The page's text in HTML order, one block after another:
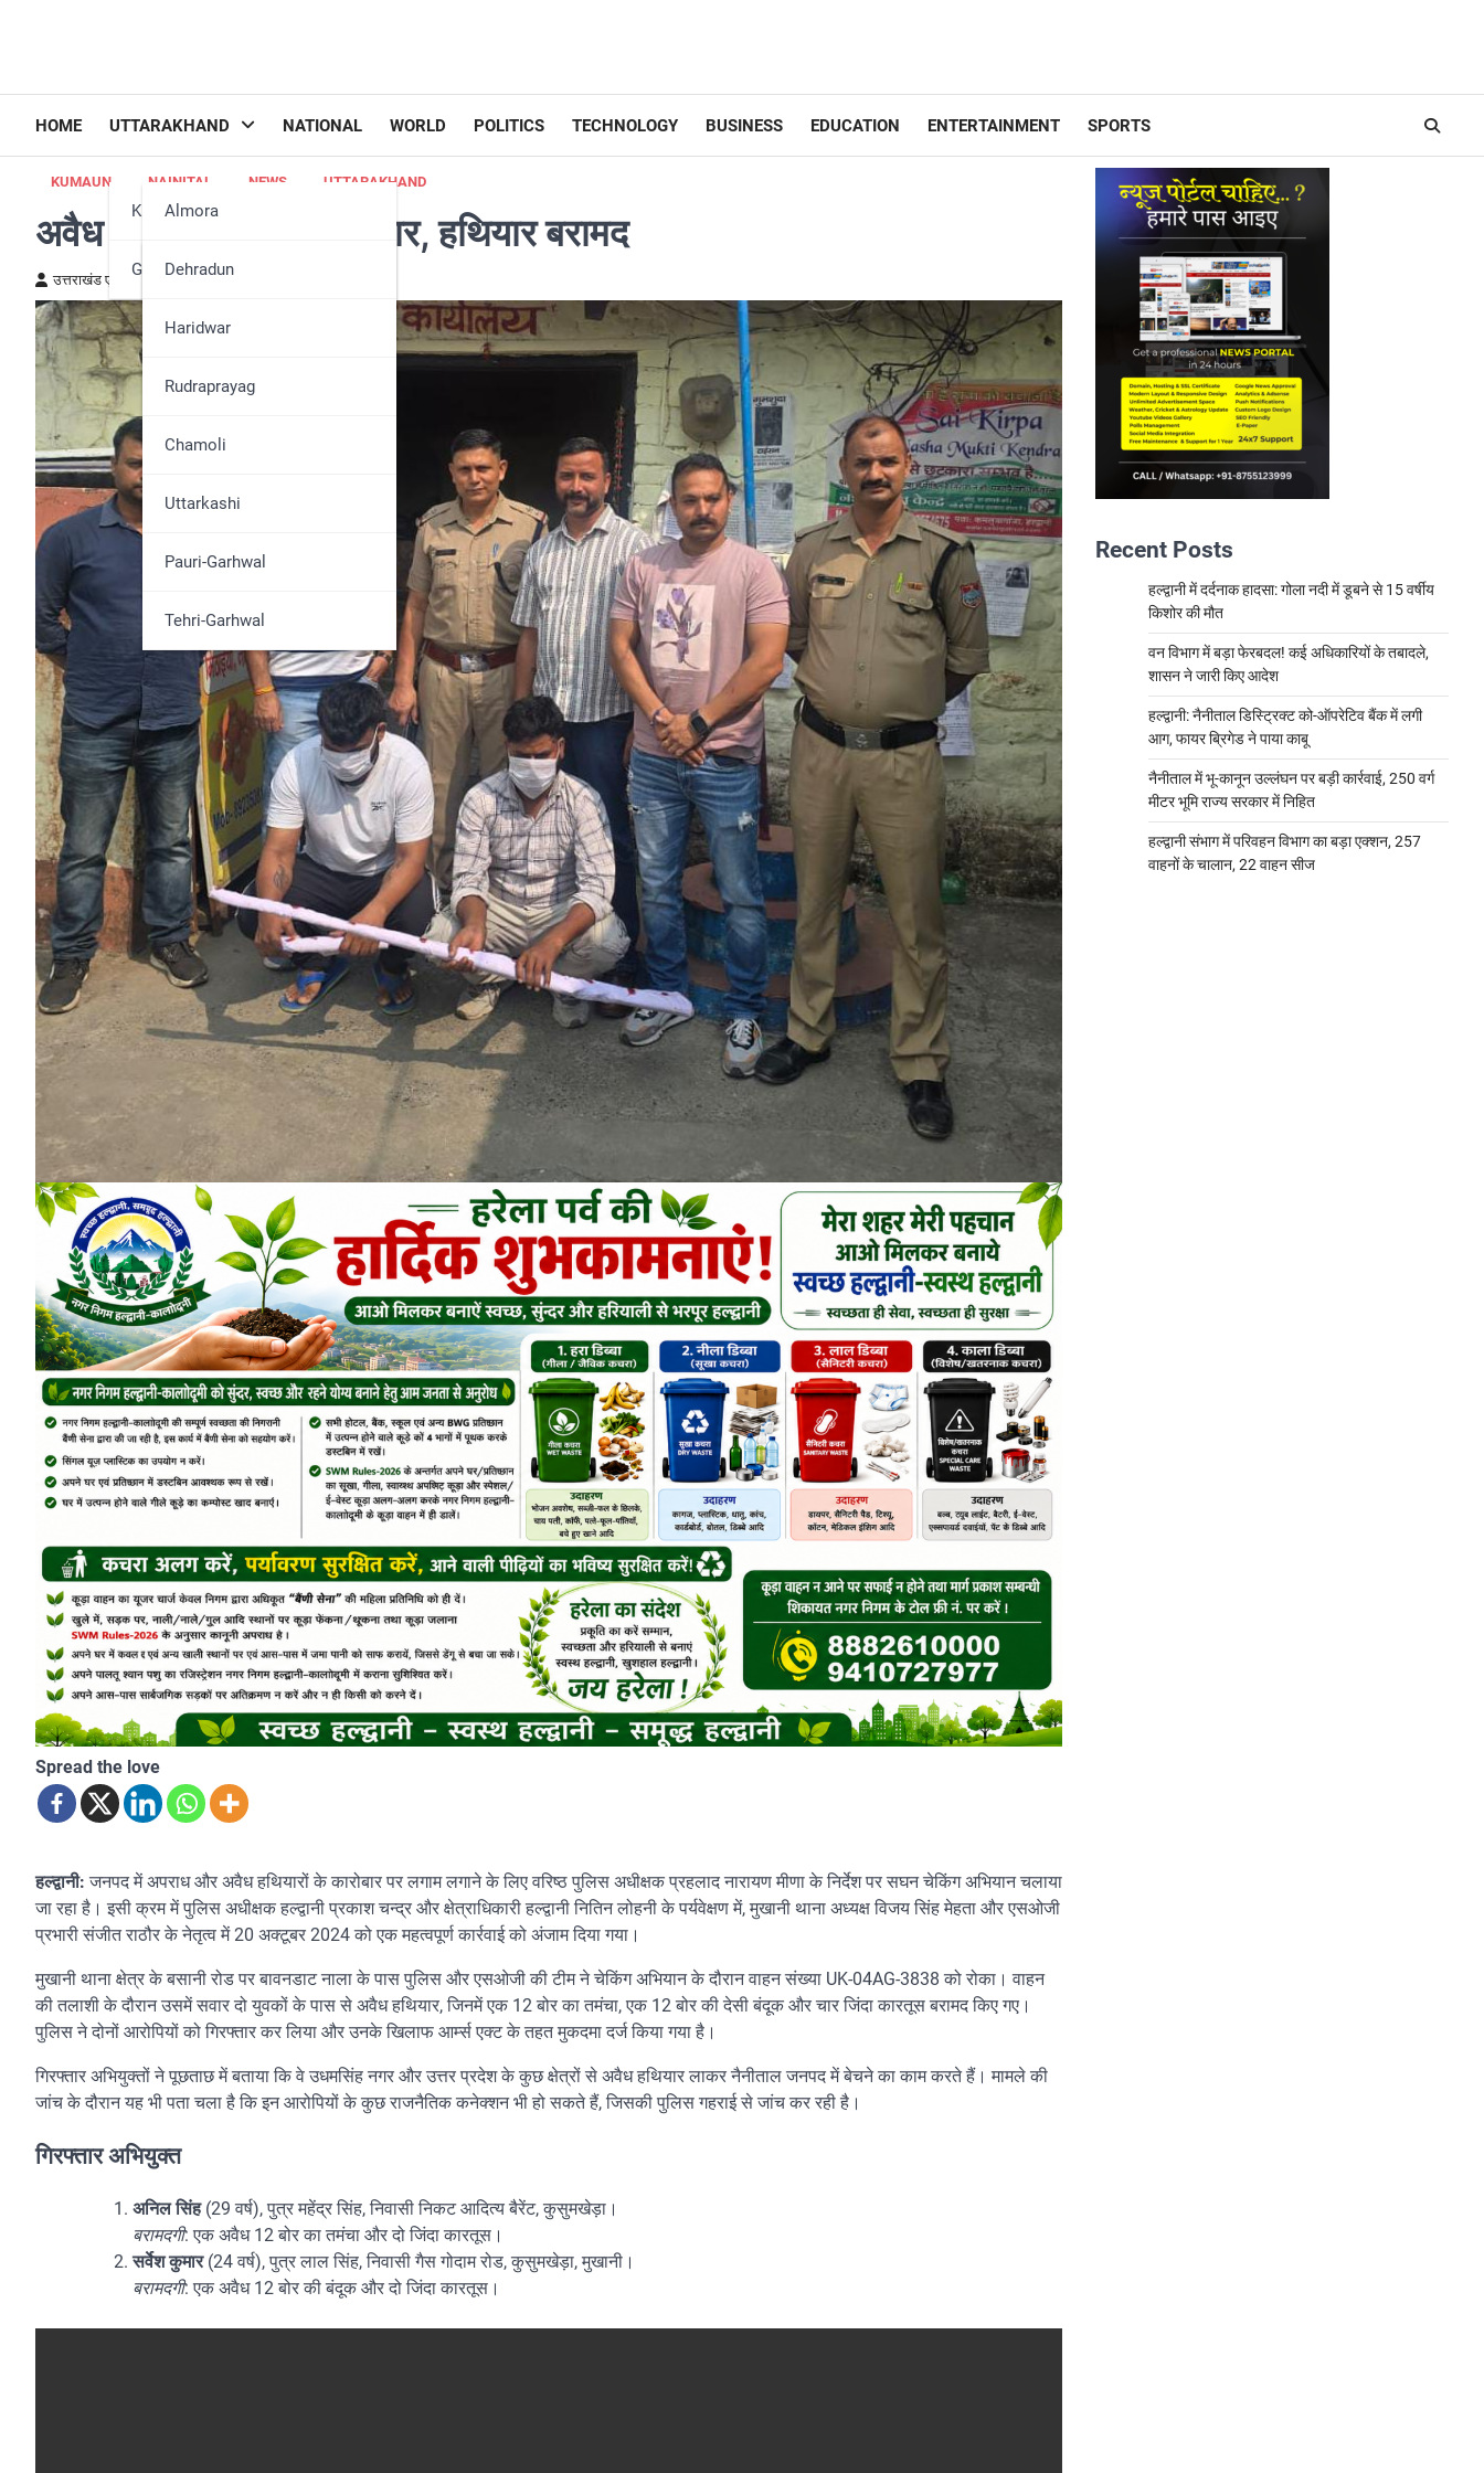
HOME UTTARAKHAND
KumaunAlmora
Bageshwar
Champawat
Nainital
Pithoragarh
Udham Singh Nagar
GarhwalDehradun
Haridwar
Rudraprayag
Chamoli
Uttarkashi
Pauri-Garhwal
Tehri-Garhwal
NATIONAL WORLD POLITICS TECHNOLOGY BUSINESS EDUCATION ENTERTAINMENT SPORTS
KUMAUN NAINITAL NEWS UTTARAKHAND
अवैध हथियार तस्कर गिरफ्तार, हथियार बरामद
उत्तराखंड एक्स्प्रेस न्यूज़ October 21, 2024
Spread the love
हल्द्वानी:जनपद में अपराध और अवैध हथियारों के कारोबार पर लगाम लगाने के लिए वरिष्ठ पुलिस अधीक्षक प्रहलाद नारायण मीणा के निर्देश पर सघन चेकिंग अभियान चलाया
जा रहा है। इसी क्रम में पुलिस अधीक्षक हल्द्वानी प्रकाश चन्द्र और क्षेत्राधिकारी हल्द्वानी नितिन लोहनी के पर्यवेक्षण में, मुखानी थाना अध्यक्ष विजय सिंह मेहता और एसओजी
प्रभारी संजीत राठौर के नेतृत्व में 20 अक्टूबर 2024 को एक महत्वपूर्ण कार्रवाई को अंजाम दिया गया।
मुखानी थाना क्षेत्र के बसानी रोड पर बावनडाट नाला के पास पुलिस और एसओजी की टीम ने चेकिंग अभियान के दौरान वाहन संख्या UK-04AG-3838 को रोका। वाहन
की तलाशी के दौरान उसमें सवार दो युवकों के पास से अवैध हथियार, जिनमें एक 12 बोर का तमंचा, एक 12 बोर की देसी बंदूक और चार जिंदा कारतूस बरामद किए गए।
पुलिस ने दोनों आरोपियों को गिरफ्तार कर लिया और उनके खिलाफ आर्म्स एक्ट के तहत मुकदमा दर्ज किया गया है।
गिरफ्तार अभियुक्तों ने पूछताछ में बताया कि वे उधमसिंह नगर और उत्तर प्रदेश के कुछ क्षेत्रों से अवैध हथियार लाकर नैनीताल जनपद में बेचने का काम करते हैं। मामले की
जांच के दौरान यह भी पता चला है कि इन आरोपियों के कुछ राजनैतिक कनेक्शन भी हो सकते हैं, जिसकी पुलिस गहराई से जांच कर रही है।
गिरफ्तार अभियुक्त
अनिल सिंह(29 वर्ष), पुत्र महेंद्र सिंह, निवासी निकट आदित्य बैरेंट, कुसुमखेड़ा।
बरामदगी: एक अवैध 12 बोर का तमंचा और दो जिंदा कारतूस।
सर्वेश कुमार(24 वर्ष), पुत्र लाल सिंह, निवासी गैस गोदाम रोड, कुसुमखेड़ा, मुखानी।
बरामदगी: एक अवैध 12 बोर की बंदूक और दो जिंदा कारतूस।
Recent Posts
हल्द्वानी में दर्दनाक हादसा: गोला नदी में डूबने से 15 वर्षीय
किशोर की मौत
वन विभाग में बड़ा फेरबदल! कई अधिकारियों के तबादले,
शासन ने जारी किए आदेश
हल्द्वानी: नैनीताल डिस्ट्रिक्ट को-ऑपरेटिव बैंक में लगी
आग, फायर ब्रिगेड ने पाया काबू
नैनीताल में भू-कानून उल्लंघन पर बड़ी कार्रवाई, 250 वर्ग
मीटर भूमि राज्य सरकार में निहित
हल्द्वानी संभाग में परिवहन विभाग का बड़ा एक्शन, 257
वाहनों के चालान, 22 वाहन सीज